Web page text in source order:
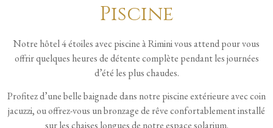
Piscine
Notre hôtel 4 étoiles avec piscine à Rimini vous attend pour vous
offrir quelques heures de détente complète pendant les journées
d’été les plus chaudes.
Profitez d’une belle baignade dans notre piscine extérieure avec coin
jacuzzi, ou offrez-vous un bronzage de rêve confortablement installé